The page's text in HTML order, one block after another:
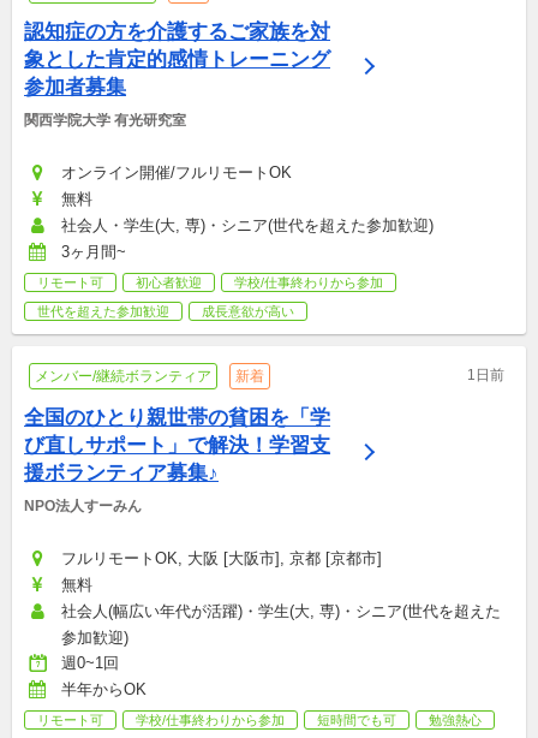
認知症の方を介護するご家族を対
象とした肯定的感情トレーニング
参加者募集
関西学院大学 有光研究室
オンライン開催/フルリモートOK
無料
社会人・学生(大, 専)・シニア(世代を超えた参加歓迎)
3ヶ月間~
リモート可 初心者歓迎
学校/仕事終わりから参加
世代を超えた参加歓迎
成長意欲が高い
メンバー/継続ボランティア 新着 1日前
全国のひとり親世帯の貧困を「学
び直しサポート」で解決！学習支
援ボランティア募集♪
NPO法人すーみん
フルリモートOK, 大阪 [大阪市], 京都 [京都市]
無料
社会人(幅広い年代が活躍)・学生(大, 専)・シニア(世代を超えた
参加歓迎)
週0~1回
半年からOK
リモート可 学校/仕事終わりから参加 短時間でも可 勉強熱心